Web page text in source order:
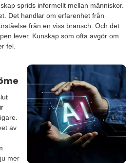
sprids informellt mellan människor.
Det handlar om erfarenhet från
från en viss bransch. Och det
lever. Kunskap som ofta avgör om
fel.
av
mer